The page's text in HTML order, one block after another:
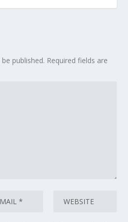
published. Required fields are